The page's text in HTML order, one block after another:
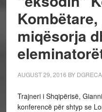
miqësorja
AUGUST 29, 2016 BY DGRECA
Trajneri i Shqipërisë,
konferencë për shtyp se